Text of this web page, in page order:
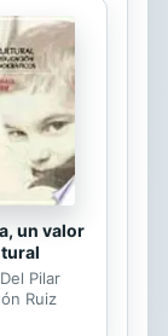
piezas
Eva son
se
se
estos
un valor
Pilar
Ruiz